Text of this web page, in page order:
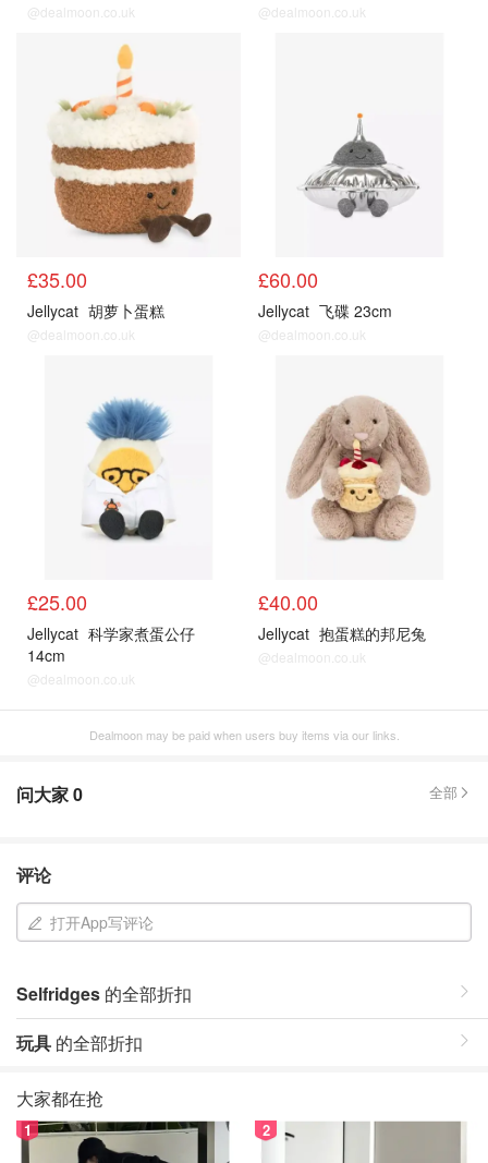
@dealmoon.co.uk @dealmoon.co.uk
£35.00
Jellycat 胡萝卜蛋糕
@dealmoon.co.uk
£60.00
Jellycat 飞碟 23cm
@dealmoon.co.uk
£25.00
Jellycat 科学家煮蛋公仔
14cm
@dealmoon.co.uk
£40.00
Jellycat 抱蛋糕的邦尼兔
@dealmoon.co.uk
Dealmoon may be paid when users buy items via our links.
问大家0 全部
评论
打开App写评论
Selfridges 的全部折扣
玩具 的全部折扣
大家都在抢
1 2